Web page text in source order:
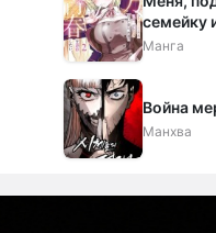
семейку
я просто
Манга
Война
Манхва